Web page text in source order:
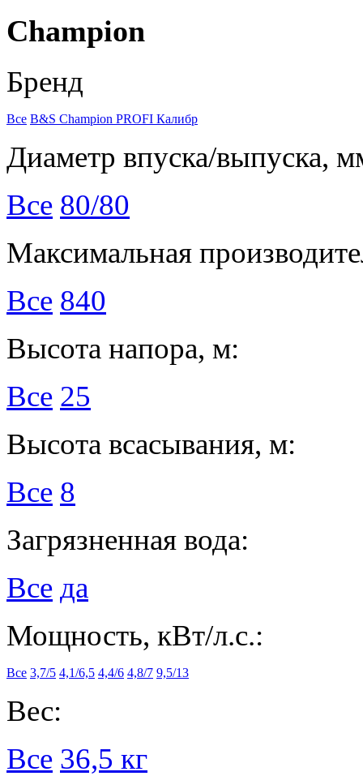
Champion
Бренд
Все B&S Champion PROFI Калибр
Диаметр впуска/выпуска,
Все 80/80
Максимальная
Все 840
Высота напора, м:
Все 25
Высота всасывания, м:
Все 8
Загрязненная вода:
Все да
Мощность, кВт/л.с.:
Все 3,7/5 4,1/6,5 4,4/6 4,8/7 9,5/13
Вес:
Все 36,5 кг